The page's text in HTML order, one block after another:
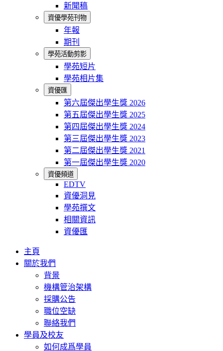
新聞稿
資優學苑刊物
年報
期刊
學苑活動剪影
學苑短片
學苑相片集
資優匯
第六屆傑出學生獎 2026
第五屆傑出學生獎 2025
第四屆傑出學生獎 2024
第三屆傑出學生獎 2023
第二屆傑出學生獎 2021
第一屆傑出學生獎 2020
資優頻道
EDTV
資優洞見
學苑撰文
相關資訊
資優匯
主頁
關於我們
背景
機構管治架構
採購公告
職位空缺
聯絡我們
學員及校友
如何成爲學員